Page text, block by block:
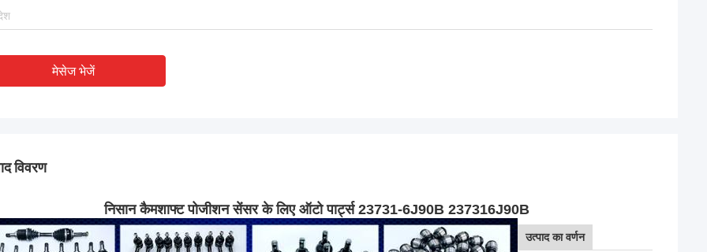
मेसेज भेजें
विवरण
निसान कैमशाफ्ट पोजीशन सेंसर के लिए ऑटो पार्ट्स 23731-6J90B 237316J90B
उत्पाद का वर्णन